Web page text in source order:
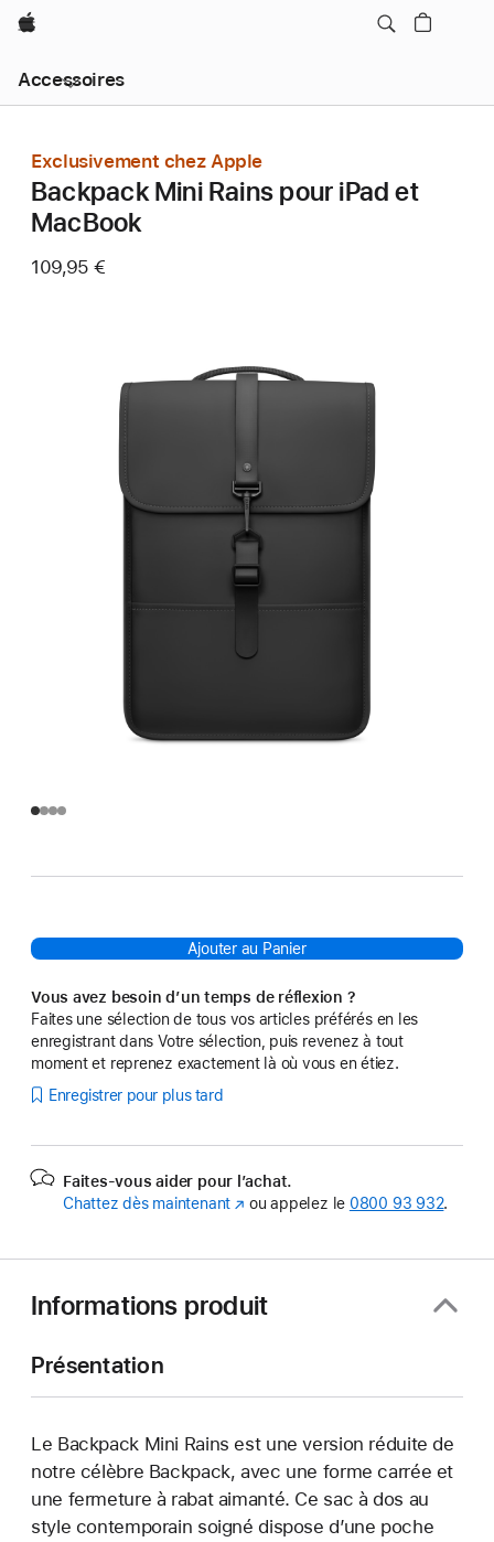
Apple
Accessoires
locale
menu
Exclusivement chez Apple
Backpack Mini Rains pour iPad et
MacBook
109,95 €
Ajouter au Panier
Vous avez besoin d’un temps de réflexion ?
Faites une sélection de tous vos articles préférés en les
enregistrant dans Votre sélection, puis revenez à tout
moment et reprenez exactement là où vous en étiez.
Enregistrer pour plus tard
Faites-vous aider pour l’achat.
Chattez dès maintenant (s’ouvre
ou appelez le 0800 93 932.
Informations produit
Présentation
Le Backpack Mini Rains est une version réduite de
notre célèbre Backpack, avec une forme carrée et
une fermeture à rabat aimanté. Ce sac à dos au
style contemporain soigné dispose d’une poche